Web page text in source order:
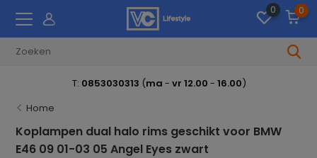
0 0
T: 0853030313 (ma - vr 12.00 - 16.00)
Home
Koplampen dual halo rims geschikt voor BMW
E46 09 01-03 05 Angel Eyes zwart